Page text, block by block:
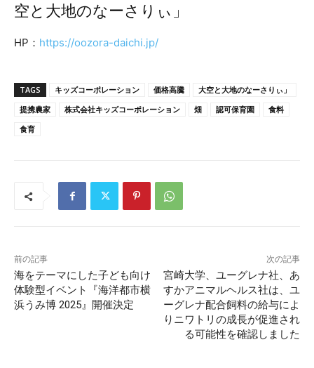
空と大地のなーさりぃ」
HP： https://oozora-daichi.jp/
TAGS キッズコーポレーション 価格高騰
大空と大地のなーさりぃ」
提携農家
株式会社キッズコーポレーション 畑 認可保育園
食料
食育
前の記事
海をテーマにした子ども向け
体験型イベント『海洋都市横
浜うみ博 2025』開催決定
次の記事
宮崎大学、ユーグレナ社、あ
すかアニマルヘルス社は、ユ
ーグレナ配合飼料の給与によ
りニワトリの成長が促進され
る可能性を確認しました